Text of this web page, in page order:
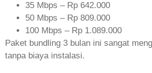
35 Mbps – Rp 642.000
50 Mbps – Rp 809.000
100 Mbps – Rp 1.089.000
Paket bundling 3 bulan ini sangat
tanpa biaya instalasi.